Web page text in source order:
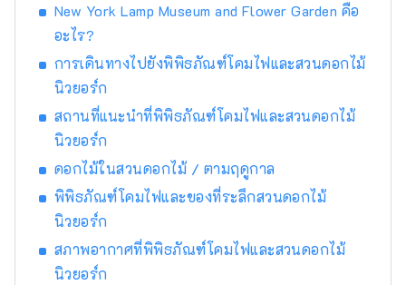
ประดับไฟยามค่ำคืนอันงดงาม นอกจากนี้ กลุ่ม
ดอกไม้นิวยอร์ก (New York Lamp Museum &
Kogen Travel Station Granpal Port) ซึ่ง
จำหน่ายของที่ระลึกสุดพิเศษเฉพาะที่อิซุ นอกจาก
นี้ กลุ่มสวนสัตว์อิซุยังได้เปิดสวนสัตว์ในร่ม
AniTouch ในโตเกียว โยโกฮามา นาโกย่า ชิซุโอ
กะ กุนมะ และสถานที่อื่นๆ เพื่อให้นักท่องเที่ยวได้
สัมผัสและใกล้ชิดกับสัตว์ต่างๆ สิ่งเหล่านี้คือสถาน
ที่พักผ่อนหย่อนใจที่มอบประสบการณ์ที่หลาก
หลายและการบำบัดรักษาให้แก่นักท่องเที่ยว
New York Lamp Museum and Flower Garden คือ
อะไร?
การเดินทางไปยังพิพิธภัณฑ์โคมไฟและสวนดอกไม้
นิวยอร์ก
สถานที่แนะนำที่พิพิธภัณฑ์โคมไฟและสวนดอกไม้
นิวยอร์ก
ดอกไม้ในสวนดอกไม้ / ตามฤดูกาล
พิพิธภัณฑ์โคมไฟและของที่ระลึกสวนดอกไม้
นิวยอร์ก
สภาพอากาศที่พิพิธภัณฑ์โคมไฟและสวนดอกไม้
นิวยอร์ก